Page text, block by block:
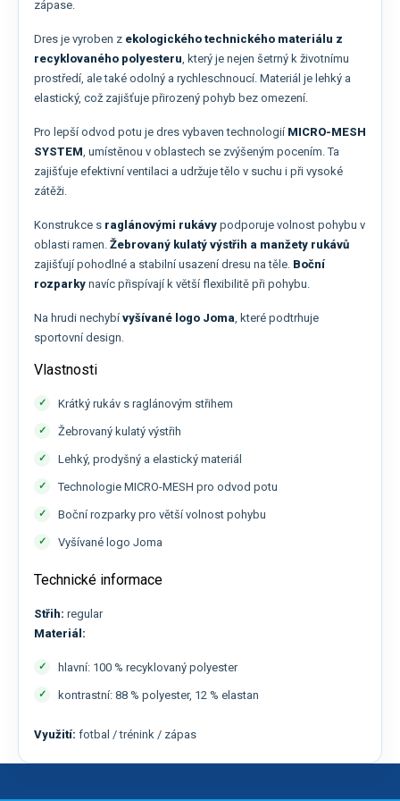
zápase.
Dres je vyroben z ekologického technického materiálu z
recyklovaného polyesteru, který je nejen šetrný k životnímu
prostředí, ale také odolný a rychleschnoucí. Materiál je lehký a
elastický, což zajišťuje přirozený pohyb bez omezení.
Pro lepší odvod potu je dres vybaven technologií MICRO-MESH
SYSTEM, umístěnou v oblastech se zvýšeným pocením. Ta
zajišťuje efektivní ventilaci a udržuje tělo v suchu i při vysoké
zátěži.
Konstrukce s raglánovými rukávy podporuje volnost pohybu v
oblasti ramen. Žebrovaný kulatý výstřih a manžety rukávů
zajišťují pohodlné a stabilní usazení dresu na těle. Boční
rozparky navíc přispívají k větší flexibilitě při pohybu.
Na hrudi nechybí vyšívané logo Joma, které podtrhuje
sportovní design.
Vlastnosti
Krátký rukáv s raglánovým střihem
Žebrovaný kulatý výstřih
Lehký, prodyšný a elastický materiál
Technologie MICRO-MESH pro odvod potu
Boční rozparky pro větší volnost pohybu
Vyšívané logo Joma
Technické informace
Střih: regular
Materiál:
hlavní: 100 % recyklovaný polyester
kontrastní: 88 % polyester, 12 % elastan
Využití: fotbal / trénink / zápas